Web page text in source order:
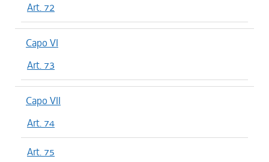
Art. 72
Capo VI
Art. 73
Capo VII
Art. 74
Art. 75